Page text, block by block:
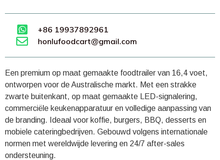
+86 19937892961
honlufoodcart@gmail.com
Een premium op maat gemaakte foodtrailer van 16,4 voet,
ontworpen voor de Australische markt. Met een strakke
zwarte buitenkant, op maat gemaakte LED-signalering,
commerciële keukenapparatuur en volledige aanpassing van
de branding. Ideaal voor koffie, burgers, BBQ, desserts en
mobiele cateringbedrijven. Gebouwd volgens internationale
normen met wereldwijde levering en 24/7 after-sales
ondersteuning.